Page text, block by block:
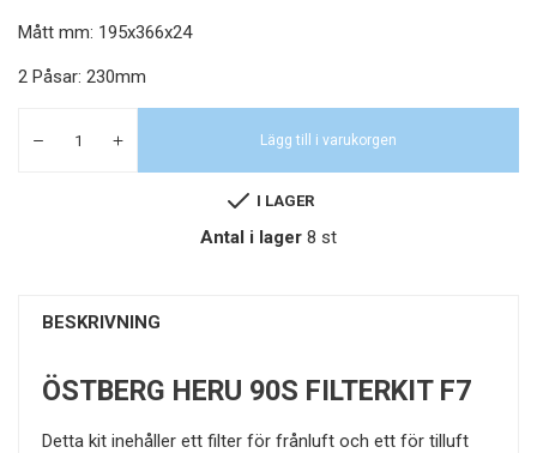
Mått mm: 195x366x24
2 Påsar: 230mm
Lägg till i varukorgen
I LAGER
Antal i lager 8 st
BESKRIVNING
ÖSTBERG HERU 90S FILTERKIT F7
Detta kit inehåller ett filter för frånluft och ett för tilluft